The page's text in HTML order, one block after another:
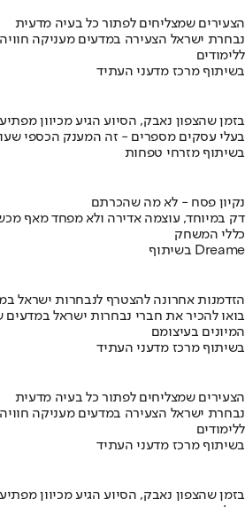
הצעירים שמצליחים לפתור כל בעיה מדעית
נבחרת ישראל הצעירה במדעים מעניקה
ללימודים
בשיתוף מרכז מדעני העתיד
בזמן שהצפון נאבק, הסיוע הגיע מכיוון מפתיע
בעלי עסקים מספרים - זה המענק הכספי
בשיתוף מזרחי טפחות
נקיון פסח - לא מה שהכרתם
דק במיוחד, עוצמה אדירה ולא מפחד מאף
כללי המשחק
בשיתוף Dreame
הזדמנות אחרונה להצטרף לנבחרות ישראל
בואו להכיר את חברי נבחרות ישראל
המיונים בעיצומם
בשיתוף מרכז מדעני העתיד
הצעירים שמצליחים לפתור כל בעיה מדעית
נבחרת ישראל הצעירה במדעים מעניקה
ללימודים
בשיתוף מרכז מדעני העתיד
בזמן שהצפון נאבק, הסיוע הגיע מכיוון מפתיע